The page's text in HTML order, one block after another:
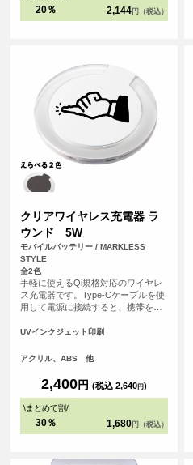
20％ 2,144 円（税込）
クリアワイヤレス充電器 ラ
ウンド 5W
モバイルバッテリー / MARKLESS
STYLE
全2色
手軽に使えるQi規格対応のワイヤレ
ス充電器です。Type-Cケーブルを使
用して電源に接続すると、携帯を置
青いライトが輝き、外側のアクリル
美しく彩ります。
UVインクジェット印刷
アクリル、ABS 他
2,400円 (税込 2,640円)
\まとめて割/
30％ 1,680 円（税込）